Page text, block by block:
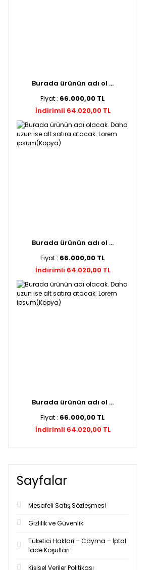
Burada ürünün adı ol ...
Fiyat : 66.000,00 TL
İndirimli 64.020,00 TL
Burada ürünün adı ol ...
Fiyat : 66.000,00 TL
İndirimli 64.020,00 TL
Burada ürünün adı ol ...
Fiyat : 66.000,00 TL
İndirimli 64.020,00 TL
Sayfalar
Mesafeli Satış Sözleşmesi
Gizlilik ve Güvenlik
Tüketici Haklari – Cayma – İptal
İade Koşullari
Kişisel Veriler Politikası